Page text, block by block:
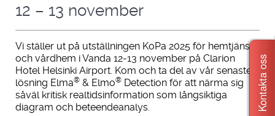
12 – 13 november
Vi ställer ut på utställningen KoPa 2025 för hemtjänst
och vårdhem i Vanda 12-13 november på Clarion
Hotel Helsinki Airport. Kom och ta del av vår senaste
lösning Elma® & Elmo® Detection för att närma sig
såväl kritisk realtidsinformation som långsiktiga
diagram och beteendeanalys.
Kontakta oss